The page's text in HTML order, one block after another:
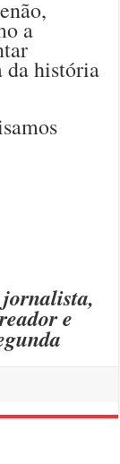
a
da história
e